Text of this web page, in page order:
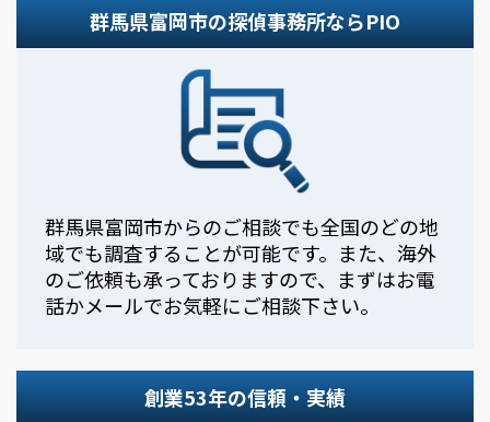
群馬県富岡市の探偵事務所ならPIO
群馬県富岡市からのご相談でも全国のどの地
域でも調査することが可能です。また、海外
のご依頼も承っておりますので、まずはお電
話かメールでお気軽にご相談下さい。
創業53年の信頼・実績